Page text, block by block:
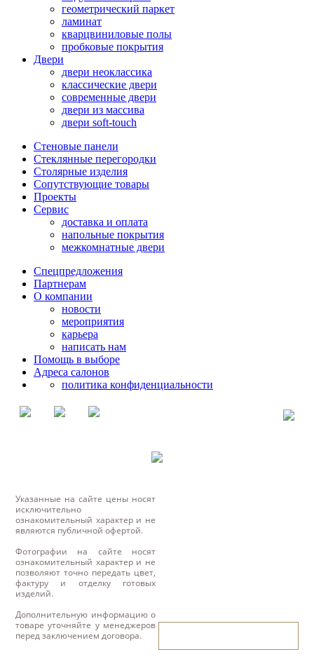
геометрический паркет
ламинат
кварцвиниловые полы
пробковые покрытия
Двери
двери неоклассика
классические двери
современные двери
двери из массива
двери soft-touch
Стеновые панели
Стеклянные перегородки
Столярные изделия
Сопутствующие товары
Проекты
Сервис
доставка и оплата
напольные покрытия
межкомнатные двери
Спецпредложения
Партнерам
О компании
новости
мероприятия
карьера
написать нам
Помощь в выборе
Адреса салонов
политика конфиденциальности
Указанные на сайте цены носят
исключительно
ознакомительный характер и не
являются публичной офертой.
Фотографии на сайте носят
ознакомительный характер и не
позволяют точно передать цвет,
фактуру и отделку готовых
изделий.
Дополнительную информацию о
товаре уточняйте у менеджеров
перед заключением договора.